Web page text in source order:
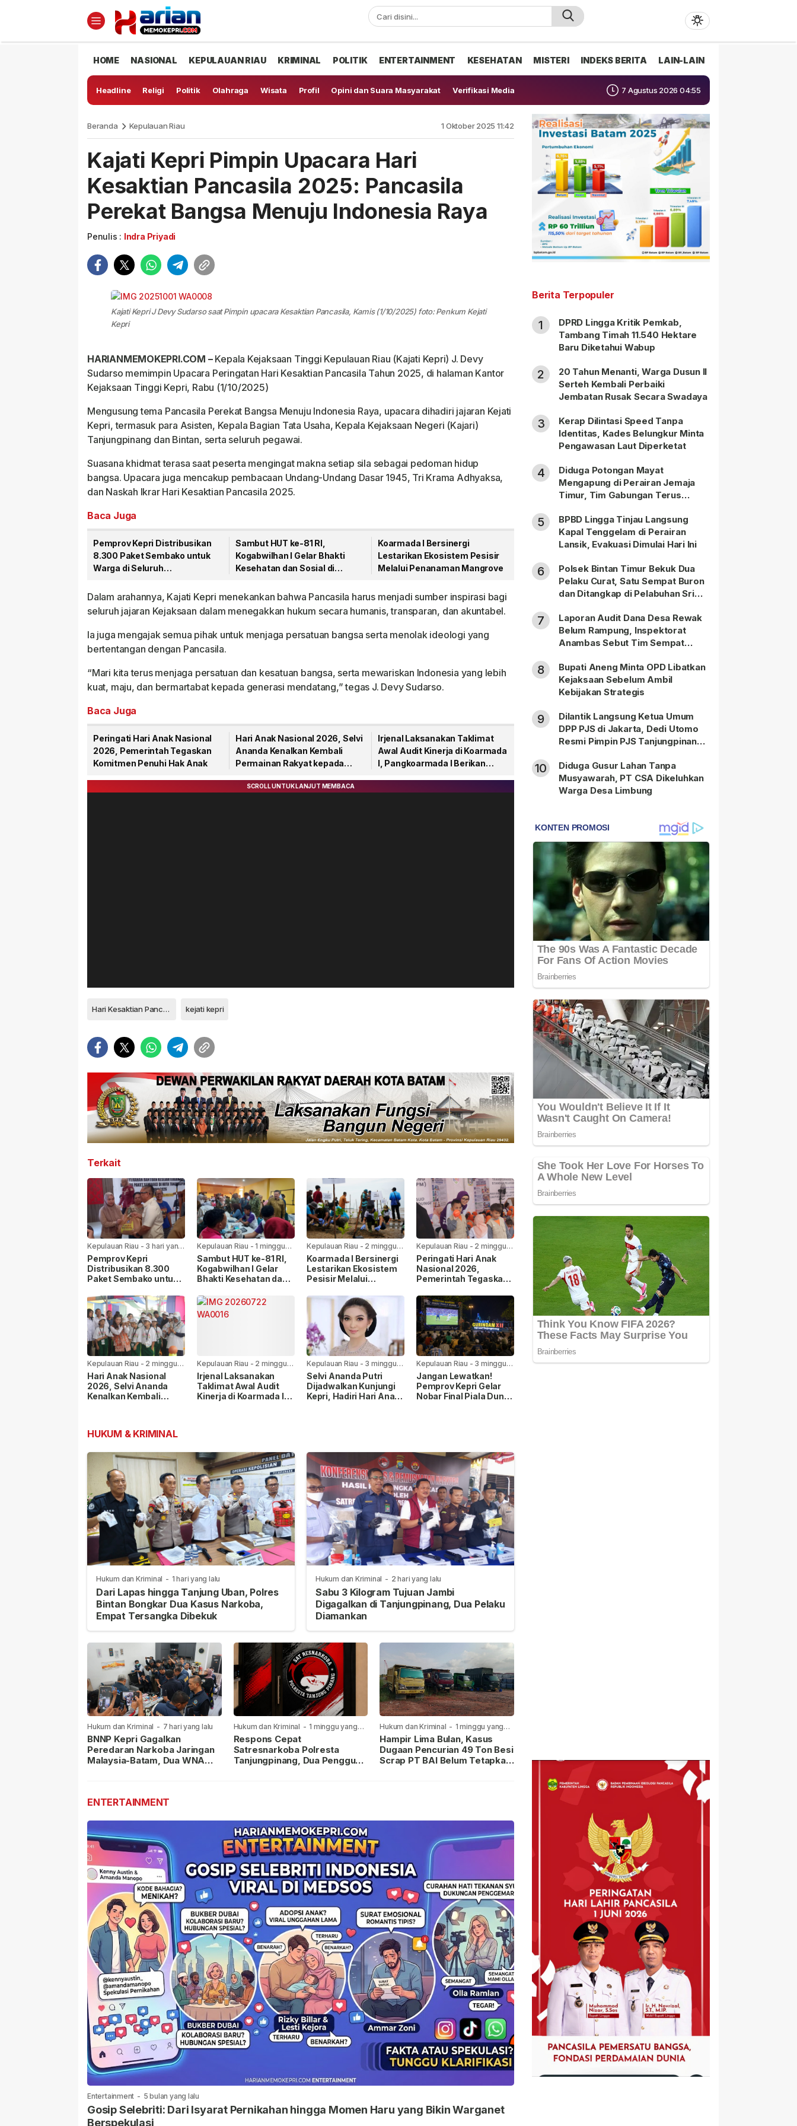
HOME NASIONAL KEPULAUAN RIAU KRIMINAL POLITIK ENTERTAINMENT KESEHATAN MISTERI INDEKS BERITA LAIN-LAIN
Headline Religi Politik Olahraga Wisata Profil Opini dan Suara Masyarakat Verifikasi Media 7 Agustus 2026 04:55
Beranda Kepulauan Riau 1 Oktober 2025 11:42
Kajati Kepri Pimpin Upacara Hari
Kesaktian Pancasila 2025: Pancasila
Perekat Bangsa Menuju Indonesia Raya
Penulis : Indra Priyadi
Kajati Kepri J Devy Sudarso saat Pimpin upacara Kesaktian Pancasila, Kamis (1/10/2025) foto: Penkum Kejati
Kepri
HARIANMEMOKEPRI.COM –Kepala Kejaksaan Tinggi Kepulauan Riau (Kajati Kepri) J. Devy
Sudarso memimpin Upacara Peringatan Hari Kesaktian Pancasila Tahun 2025, di halaman Kantor
Kejaksaan Tinggi Kepri, Rabu (1/10/2025)
Mengusung tema Pancasila Perekat Bangsa Menuju Indonesia Raya, upacara dihadiri jajaran Kejati
Kepri, termasuk para Asisten, Kepala Bagian Tata Usaha, Kepala Kejaksaan Negeri (Kajari)
Tanjungpinang dan Bintan, serta seluruh pegawai.
Suasana khidmat terasa saat peserta mengingat makna setiap sila sebagai pedoman hidup
bangsa. Upacara juga mencakup pembacaan Undang-Undang Dasar 1945, Tri Krama Adhyaksa,
dan Naskah Ikrar Hari Kesaktian Pancasila 2025.
Baca Juga
Pemprov Kepri Distribusikan
8.300 Paket Sembako untuk
Warga di Seluruh
Sambut HUT ke-81 RI,
Kogabwilhan I Gelar Bhakti
Kesehatan dan Sosial di
Koarmada I Bersinergi
Lestarikan Ekosistem Pesisir
Melalui Penanaman Mangrove
Dalam arahannya, Kajati Kepri menekankan bahwa Pancasila harus menjadi sumber inspirasi bagi
seluruh jajaran Kejaksaan dalam menegakkan hukum secara humanis, transparan, dan akuntabel.
Ia juga mengajak semua pihak untuk menjaga persatuan bangsa serta menolak ideologi yang
bertentangan dengan Pancasila.
“Mari kita terus menjaga persatuan dan kesatuan bangsa, serta mewariskan Indonesia yang lebih
kuat, maju, dan bermartabat kepada generasi mendatang,” tegas J. Devy Sudarso.
Baca Juga
Peringati Hari Anak Nasional
2026, Pemerintah Tegaskan
Komitmen Penuhi Hak Anak
Hari Anak Nasional 2026, Selvi
Ananda Kenalkan Kembali
Permainan Rakyat kepada
Irjenal Laksanakan Taklimat
Awal Audit Kinerja di Koarmada
I, Pangkoarmada I Berikan
Hari Kesaktian Pancasila kejati kepri
Terkait
Kepulauan Riau - 3 hari yang
lalu
Pemprov Kepri
Distribusikan 8.300
Paket Sembako untuk
Kabupaten/Kota
Kepulauan Riau -1 minggu
yang lalu
Sambut HUT ke-81 RI,
Kogabwilhan I Gelar
Bhakti Kesehatan dan
Tanjungpinang
Kepulauan Riau - 2 minggu
yang lalu
Koarmada I Bersinergi
Lestarikan Ekosistem
Pesisir Melalui
Kepulauan Riau - 2 minggu
yang lalu
Peringati Hari Anak
Nasional 2026,
Pemerintah Tegaskan
Anak
Kepulauan Riau - 2 minggu
yang lalu
Hari Anak Nasional
2026, Selvi Ananda
Kenalkan Kembali
Kepulauan Riau - 2 minggu
yang lalu
Irjenal Laksanakan
Taklimat Awal Audit
Kinerja di Koarmada I,
Kepulauan Riau - 3 minggu
yang lalu
Selvi Ananda Putri
Dijadwalkan Kunjungi
Kepri, Hadiri Hari Anak
Kepulauan Riau - 3 minggu
yang lalu
Jangan Lewatkan!
Pemprov Kepri Gelar
Nobar Final Piala Dunia
HUKUM & KRIMINAL
Hukum dan Kriminal - 1 hari yang lalu
Dari Lapas hingga Tanjung Uban, Polres
Bintan Bongkar Dua Kasus Narkoba,
Empat Tersangka Dibekuk
Hukum dan Kriminal - 2 hari yang lalu
Sabu 3 Kilogram Tujuan Jambi
Digagalkan di Tanjungpinang, Dua Pelaku
Diamankan
Hukum dan Kriminal - 7 hari yang lalu
BNNP Kepri Gagalkan
Peredaran Narkoba Jaringan
Malaysia-Batam, Dua WNA
Hukum dan Kriminal - 1 minggu yang
lalu
Respons Cepat
Satresnarkoba Polresta
Tanjungpinang, Dua Pengguna
Hukum dan Kriminal - 1 minggu yang
lalu
Hampir Lima Bulan, Kasus
Dugaan Pencurian 49 Ton Besi
Scrap PT BAI Belum Tetapkan
ENTERTAINMENT
Entertainment - 5 bulan yang lalu
Gosip Selebriti: Dari Isyarat Pernikahan hingga Momen Haru yang Bikin Warganet
Berspekulasi
Berita Terpopuler
1
DPRD Lingga Kritik Pemkab,
Tambang Timah 11.540 Hektare
Baru Diketahui Wabup
2
20 Tahun Menanti, Warga Dusun II
Serteh Kembali Perbaiki
Jembatan Rusak Secara Swadaya
3
Kerap Dilintasi Speed Tanpa
Identitas, Kades Belungkur Minta
Pengawasan Laut Diperketat
4
Diduga Potongan Mayat
Mengapung di Perairan Jemaja
Timur, Tim Gabungan Terus
5
BPBD Lingga Tinjau Langsung
Kapal Tenggelam di Perairan
Lansik, Evakuasi Dimulai Hari Ini
6
Polsek Bintan Timur Bekuk Dua
Pelaku Curat, Satu Sempat Buron
dan Ditangkap di Pelabuhan Sri
7
Laporan Audit Dana Desa Rewak
Belum Rampung, Inspektorat
Anambas Sebut Tim Sempat
8
Bupati Aneng Minta OPD Libatkan
Kejaksaan Sebelum Ambil
Kebijakan Strategis
9
Dilantik Langsung Ketua Umum
DPP PJS di Jakarta, Dedi Utomo
Resmi Pimpin PJS Tanjungpinang-
10
Diduga Gusur Lahan Tanpa
Musyawarah, PT CSA Dikeluhkan
Warga Desa Limbung